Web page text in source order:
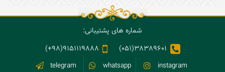
شماره های پشتیبانی:
38389601(051)
9151119888(98+)
instagram
whatsapp
telegram